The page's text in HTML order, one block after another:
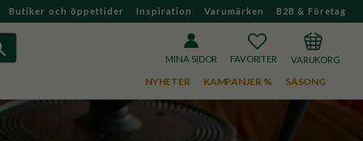
Butiker och öppettider Inspiration Varumärken B2B & Företag
MINA SIDOR
FAVORITERKUNDVAGN
NYHETER KAMPANJER % SÄSONG